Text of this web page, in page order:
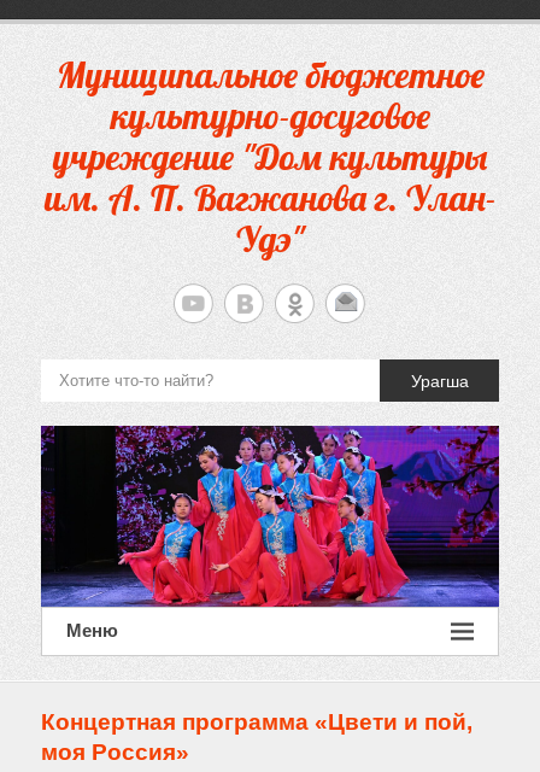
содержимомуМуниципальное бюджетное
культурно-досуговое
учреждение "Дом культуры
им. А. П. Вагжанова г. Улан-
Удэ"
Урагша
Меню
Концертная программа «Цвети и пой,
моя Россия»